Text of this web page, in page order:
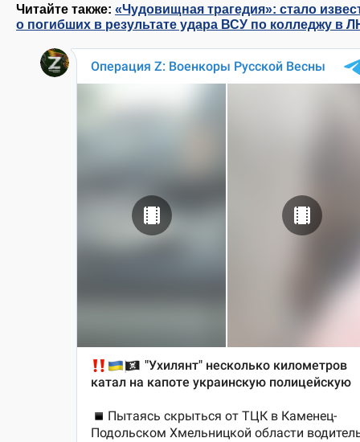
Читайте также: «Чудовищная трагедия»: стало
о погибших в результате удара ВСУ по колледжу в